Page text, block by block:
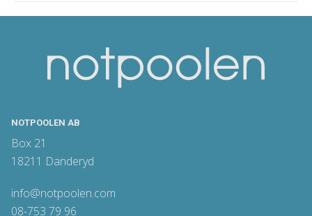
NOTPOOLEN AB
Box 21
18211 Danderyd
info@notpoolen.com
08-753 79 96